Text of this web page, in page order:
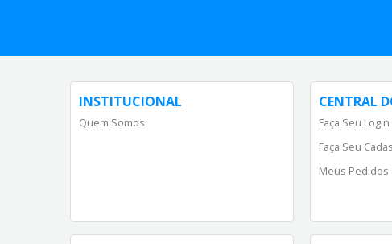
INSTITUCIONAL
Quem Somos
CENTRAL
Faça Seu Login
Faça Seu
Meus Pedidos